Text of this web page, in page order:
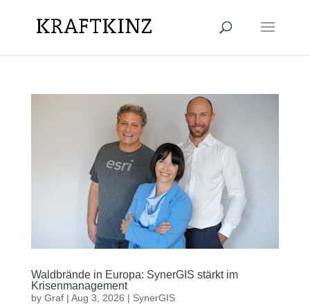
Waldbrände in Europa: SynerGIS stärkt im
Krisenmanagement
by Graf| Aug 3, 2026 | SynerGIS